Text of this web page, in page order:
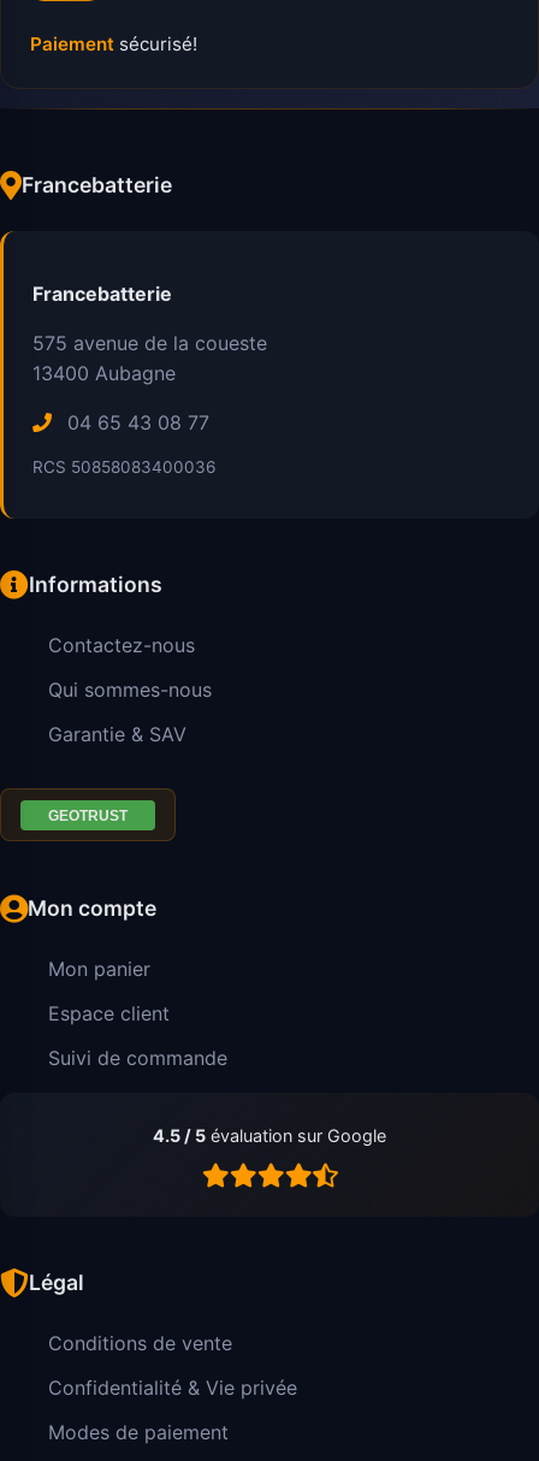
Paiement sécurisé!
Francebatterie
Francebatterie
575 avenue de la coueste
13400 Aubagne
04 65 43 08 77
RCS 50858083400036
Informations
Contactez-nous
Qui sommes-nous
Garantie & SAV
Mon compte
Mon panier
Espace client
Suivi de commande
4.5 / 5 évaluation sur Google
Légal
Conditions de vente
Confidentialité & Vie privée
Modes de paiement